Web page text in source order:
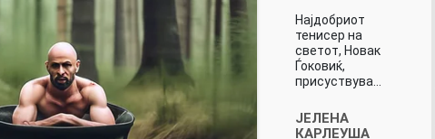
Најдобриот
тенисер на
светот, Новак
Ѓоковиќ,
присуствува…
ЈЕЛЕНА
КАРЛЕУША